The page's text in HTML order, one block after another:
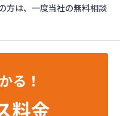
方は、一度当社の無料相談